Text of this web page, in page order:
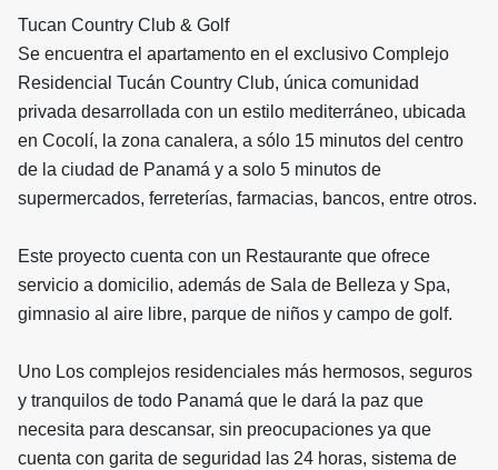
Tucan Country Club & Golf
Se encuentra el apartamento en el exclusivo Complejo
Residencial Tucán Country Club, única comunidad
privada desarrollada con un estilo mediterráneo, ubicada
en Cocolí, la zona canalera, a sólo 15 minutos del centro
de la ciudad de Panamá y a solo 5 minutos de
supermercados, ferreterías, farmacias, bancos, entre otros.
Este proyecto cuenta con un Restaurante que ofrece
servicio a domicilio, además de Sala de Belleza y Spa,
gimnasio al aire libre, parque de niños y campo de golf.
Uno Los complejos residenciales más hermosos, seguros
y tranquilos de todo Panamá que le dará la paz que
necesita para descansar, sin preocupaciones ya que
cuenta con garita de seguridad las 24 horas, sistema de